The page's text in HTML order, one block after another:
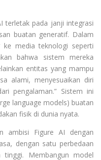
terletak pada janji integrasi
buatan generatif. Dalam
ke media teknologi seperti
bahwa sistem mereka
entitas yang mampu
alami, menyesuaikan diri
pengalaman.” Sistem ini
language models) buatan
fisik di dunia nyata.
ambisi Figure AI dengan
dengan satu perbedaan
Membangun model